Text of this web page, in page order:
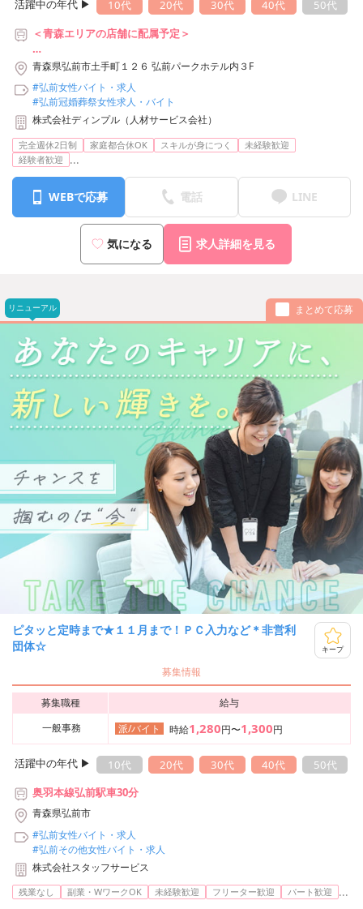
活躍中の年代 ▶︎ 10代 20代 30代 40代
50代
＜青森エリアの店舗に配属予定＞
■配属先例：アイプリモ 弘前パークホテル店
JR「弘前駅」徒歩12分
※転居を伴う転勤有無選べます
青森県弘前市土手町１２６ 弘前パークホテル内３F
#弘前女性バイト・求人
#弘前冠婚葬祭女性求人・バイト
株式会社ディンプル（人材サービス会社）
完全週休2日制 家庭都合休OK スキルが身につく
未経験歓迎
経験者歓迎
...
WEBで応募 電話 LINE
気になる 求人詳細を見る
リニューアル まとめて応募
ピタッと定時まで★１１月まで！ＰＣ入力など＊非営利
団体☆
キープ
募集情報
募集職種
給与
一般事務
派/バイト 時給1,280円〜1,300円
活躍中の年代 ▶︎ 10代 20代 30代 40代
50代
奥羽本線弘前駅車30分
青森県弘前市
#弘前女性バイト・求人
#弘前その他女性バイト・求人
株式会社スタッフサービス
残業なし 副業・WワークOK 未経験歓迎 フリーター歓迎 パート歓迎 ...